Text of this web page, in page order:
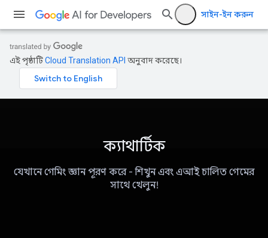
সাইন-ইন করুন
এই পৃষ্ঠাটিCloud Translation API অনুবাদ করেছে।
ক্যাথার্টিক
যেখানে গেমিং জ্ঞান পূরণ করে - শিখুন এবং এআই চালিত গেমের
সাথে খেলুন!